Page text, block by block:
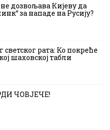
не дозвољава Кијеву да
за нападе на Русију?
светског рата: Ко покреће
шаховској табли
ЧОВЈЕЧЕ!